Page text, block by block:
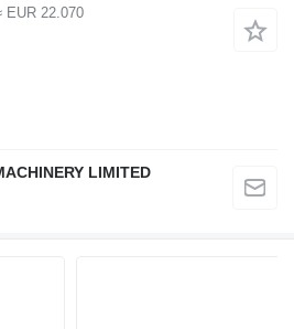
EUR 22.070
LIMITED